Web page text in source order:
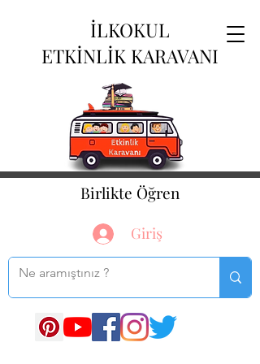
İLKOKUL
ETKİNLİK KARAVANI
Birlikte Öğren
Giriş